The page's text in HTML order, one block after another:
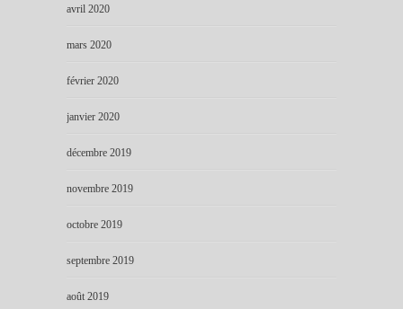
avril 2020
mars 2020
février 2020
janvier 2020
décembre 2019
novembre 2019
octobre 2019
septembre 2019
août 2019